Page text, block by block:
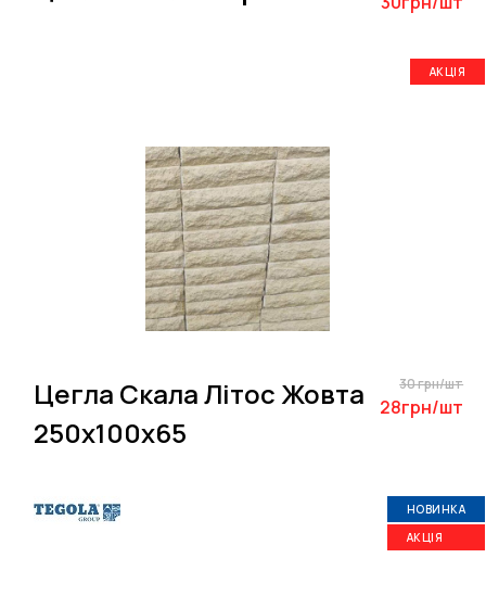
АКЦІЯ
Цегла Скала Літос Жовта
250х100х65
30 грн/шт
28грн/шт
НОВИНКА
АКЦІЯ